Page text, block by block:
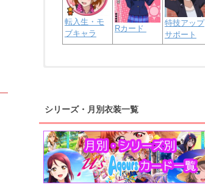
転入生・モ
ブキャラ
Rカード
特技アップ
サポート
桜内梨子 高海千歌 渡辺曜
浦の星女学院1年生
上原歩夢 宮下愛 優木せつ菜
虹ヶ咲学園1年生
シリーズ・月別衣装一覧